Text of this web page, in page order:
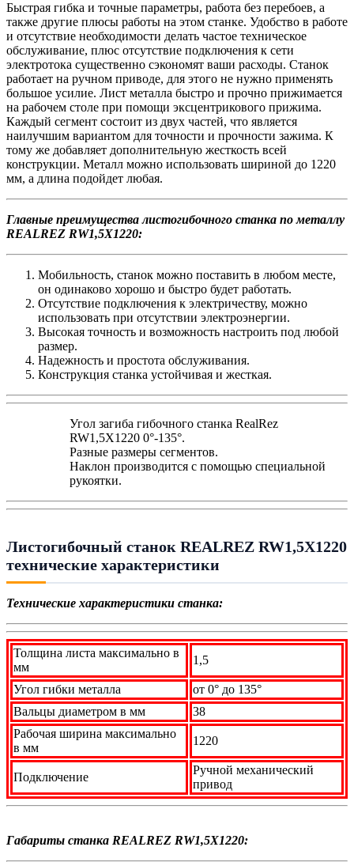
Быстрая гибка и точные параметры, работа без перебоев, а
также другие плюсы работы на этом станке. Удобство в работе
и отсутствие необходимости делать частое техническое
обслуживание, плюс отсутствие подключения к сети
электротока существенно сэкономят ваши расходы. Станок
работает на ручном приводе, для этого не нужно применять
большое усилие. Лист металла быстро и прочно прижимается
на рабочем столе при помощи эксцентрикового прижима.
Каждый сегмент состоит из двух частей, что является
наилучшим вариантом для точности и прочности зажима. К
тому же добавляет дополнительную жесткость всей
конструкции. Металл можно использовать шириной до 1220
мм, а длина подойдет любая.
Главные преимущества листогибочного станка по металлу
REALREZ RW1,5X1220:
Мобильность, станок можно поставить в любом месте,
он одинаково хорошо и быстро будет работать.
Отсутствие подключения к электричеству, можно
использовать при отсутствии электроэнергии.
Высокая точность и возможность настроить под любой
размер.
Надежность и простота обслуживания.
Конструкция станка устойчивая и жесткая.
Угол загиба гибочного станка RealRez
RW1,5X1220 0°-135°.
Разные размеры сегментов.
Наклон производится с помощью специальной
рукоятки.
Листогибочный станок REALREZ RW1,5X1220
технические характеристики
Технические характеристики станка:
Толщина листа максимально в
мм
1,5
Угол гибки металла
от 0° до 135°
Вальцы диаметром в мм
38
Рабочая ширина максимально
в мм
1220
Подключение
Ручной механический
привод
Габариты станка REALREZ RW1,5X1220: